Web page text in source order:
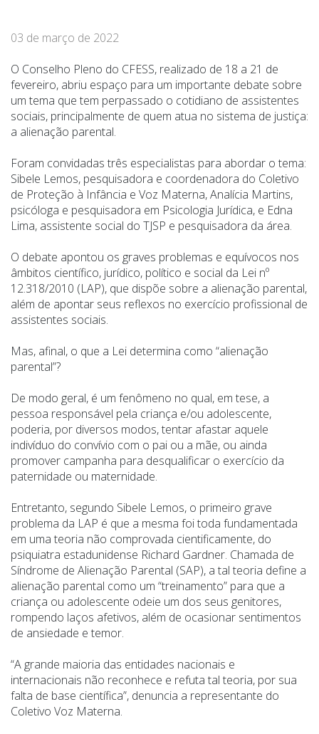
03 de março de 2022
O Conselho Pleno do CFESS, realizado de 18 a 21 de
fevereiro, abriu espaço para um importante debate sobre
um tema que tem perpassado o cotidiano de assistentes
sociais, principalmente de quem atua no sistema de justiça:
a alienação parental.
Foram convidadas três especialistas para abordar o tema:
Sibele Lemos, pesquisadora e coordenadora do Coletivo
de Proteção à Infância e Voz Materna, Analícia Martins,
psicóloga e pesquisadora em Psicologia Jurídica, e Edna
Lima, assistente social do TJSP e pesquisadora da área.
O debate apontou os graves problemas e equívocos nos
âmbitos científico, jurídico, político e social da Lei nº
12.318/2010 (LAP), que dispõe sobre a alienação parental,
além de apontar seus reflexos no exercício profissional de
assistentes sociais.
Mas, afinal, o que a Lei determina como “alienação
parental”?
De modo geral, é um fenômeno no qual, em tese, a
pessoa responsável pela criança e/ou adolescente,
poderia, por diversos modos, tentar afastar aquele
indivíduo do convívio com o pai ou a mãe, ou ainda
promover campanha para desqualificar o exercício da
paternidade ou maternidade.
Entretanto, segundo Sibele Lemos, o primeiro grave
problema da LAP é que a mesma foi toda fundamentada
em uma teoria não comprovada cientificamente, do
psiquiatra estadunidense Richard Gardner. Chamada de
Síndrome de Alienação Parental (SAP), a tal teoria define a
alienação parental como um “treinamento” para que a
criança ou adolescente odeie um dos seus genitores,
rompendo laços afetivos, além de ocasionar sentimentos
de ansiedade e temor.
“A grande maioria das entidades nacionais e
internacionais não reconhece e refuta tal teoria, por sua
falta de base científica”, denuncia a representante do
Coletivo Voz Materna.